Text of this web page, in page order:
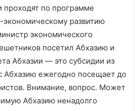
проходят по программе
экономическому развитию
экономического
посетил Абхазию и
Абхазии — это субсидии из
ежегодно посещает до
Внимание, вопрос. Может
Абхазию ненадолго